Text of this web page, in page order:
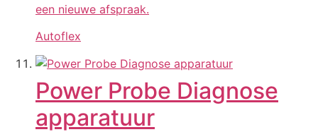
een nieuwe afspraak.
Autoflex
Power Probe Diagnose
apparatuur